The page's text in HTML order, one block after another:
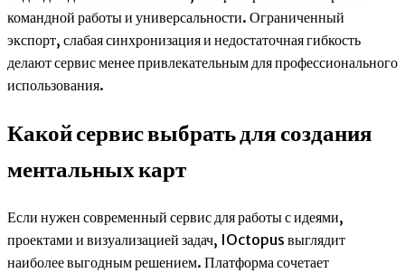
командной работы и универсальности. Ограниченный
экспорт, слабая синхронизация и недостаточная гибкость
делают сервис менее привлекательным для профессионального
использования.
Какой сервис выбрать для создания
ментальных карт
Если нужен современный сервис для работы с идеями,
проектами и визуализацией задач, IOctopus выглядит
наиболее выгодным решением. Платформа сочетает